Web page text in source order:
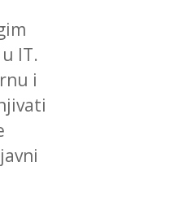
IT.
i